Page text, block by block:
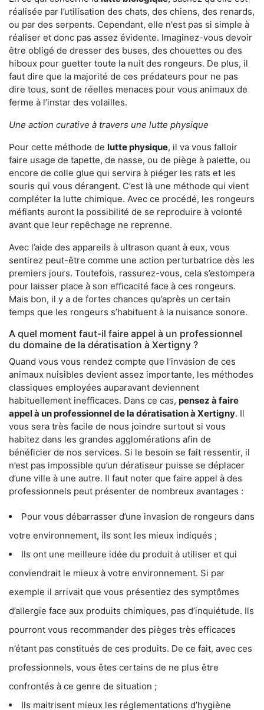
réalisée par l’utilisation des chats, des chiens, des renards,
ou par des serpents. Cependant, elle n'est pas si simple à
réaliser et donc pas assez évidente. Imaginez-vous devoir
être obligé de dresser des buses, des chouettes ou des
hiboux pour guetter toute la nuit des rongeurs. De plus, il
faut dire que la majorité de ces prédateurs pour ne pas
dire tous, sont de réelles menaces pour vous animaux de
ferme à l’instar des volailles.
Une action curative à travers une lutte physique
Pour cette méthode de lutte physique, il va vous falloir
faire usage de tapette, de nasse, ou de piège à palette, ou
encore de colle glue qui servira à piéger les rats et les
souris qui vous dérangent. C’est là une méthode qui vient
compléter la lutte chimique. Avec ce procédé, les rongeurs
méfiants auront la possibilité de se reproduire à volonté
avant que leur repêchage ne reprenne.
Avec l’aide des appareils à ultrason quant à eux, vous
sentirez peut-être comme une action perturbatrice dès les
premiers jours. Toutefois, rassurez-vous, cela s’estompera
pour laisser place à son efficacité face à ces rongeurs.
Mais bon, il y a de fortes chances qu’après un certain
temps que les rongeurs s’habituent à la nuisance sonore.
A quel moment faut-il faire appel à un professionnel
du domaine de la dératisation à Xertigny ?
Quand vous vous rendez compte que l’invasion de ces
animaux nuisibles devient assez importante, les méthodes
classiques employées auparavant deviennent
habituellement inefficaces. Dans ce cas, pensez à faire
appel à un professionnel de la dératisation à Xertigny. Il
vous sera très facile de nous joindre surtout si vous
habitez dans les grandes agglomérations afin de
bénéficier de nos services. Si le besoin se fait ressentir, il
n’est pas impossible qu’un dératiseur puisse se déplacer
d’une ville à une autre. Il faut noter que faire appel à des
professionnels peut présenter de nombreux avantages :
Pour vous débarrasser d’une invasion de rongeurs dans
votre environnement, ils sont les mieux indiqués ;
Ils ont une meilleure idée du produit à utiliser et qui
conviendrait le mieux à votre environnement. Si par
exemple il arrivait que vous présentiez des symptômes
d’allergie face aux produits chimiques, pas d’inquiétude. Ils
pourront vous recommander des pièges très efficaces
n’étant pas constitués de ces produits. De ce fait, avec ces
professionnels, vous êtes certains de ne plus être
confrontés à ce genre de situation ;
Ils maitrisent mieux les réglementations d’hygiène